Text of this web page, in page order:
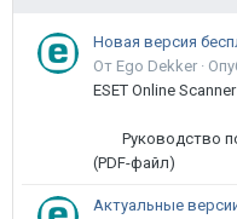
От Ego Dekker ·
ESET Online
Руководство
(PDF-файл)
Актуальные